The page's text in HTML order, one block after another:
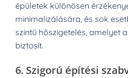
épületek különösen
minimalizálására, és sok
szintű hőszigetelés, amelyet
biztosít.
6. Szigorú építési